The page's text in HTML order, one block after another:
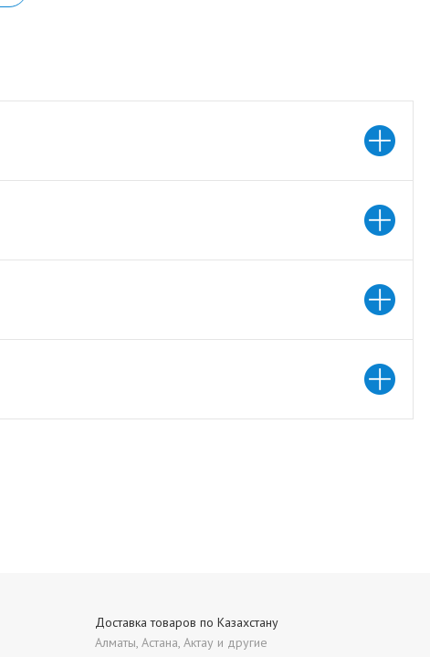
Доставка товаров по Казахстану
Алматы, Астана, Актау и другие